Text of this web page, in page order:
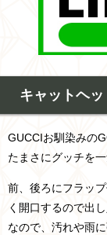
キャットヘ
GUCCIお馴染みの
たまさにグッチを
前、後ろにフラッ
く開口するので出
なので、汚れや雨